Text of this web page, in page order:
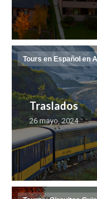
Tours en Español en
Traslados
26 mayo, 2024